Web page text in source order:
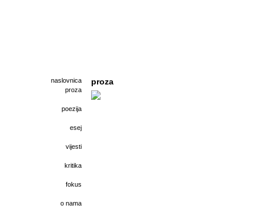
naslovnica
proza
poezija
esej
vijesti
kritika
fokus
o nama
proza